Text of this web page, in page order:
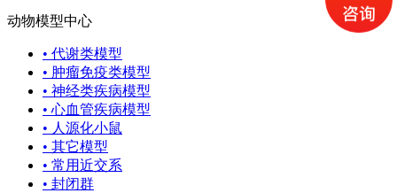
动物模型中心
• 代谢类模型
• 肿瘤免疫类模型
• 神经类疾病模型
• 心血管疾病模型
• 人源化小鼠
• 其它模型
• 常用近交系
• 封闭群